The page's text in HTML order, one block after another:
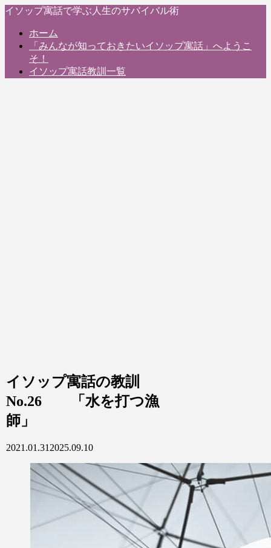
イソップ寓話で学ぶ人生のサバイバル術
ホーム
「みんなが知っておきたいイソップ寓話」へようこ
そ！
イソップ寓話教訓一覧
イソップ寓話の教訓
No.26 「水を打つ漁
師」
2021.01.31 2025.09.10